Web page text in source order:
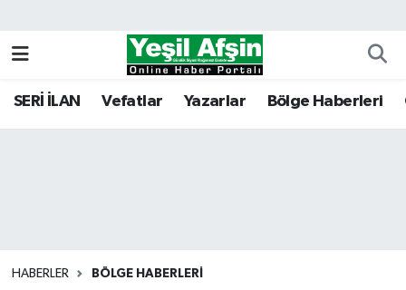
SERİ İLAN Vefatlar Yazarlar Bölge Haberleri
HABERLER BÖLGE HABERLERI
Kahramanmaraş Nöbetçi Eczaneler